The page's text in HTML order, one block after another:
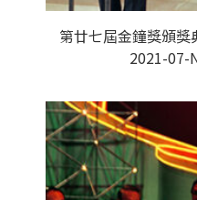
第廿七屆金鐘獎頒獎
2021-07-